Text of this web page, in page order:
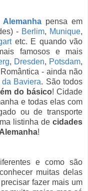
Alemanha pensa em
- Berlim, Munique,
etc. E quando vão
famosos e mais
, Dresden, Potsdam,
- ainda não
Baviera. São todos
do básico! Cidade
e todas elas com
ou de transporte
listinha decidades
!
e como são
muitas delas
fazer mais um